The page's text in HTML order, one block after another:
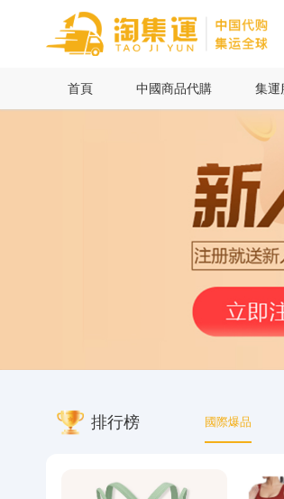
首頁 中國商品代購 集運
排行榜 國際爆品